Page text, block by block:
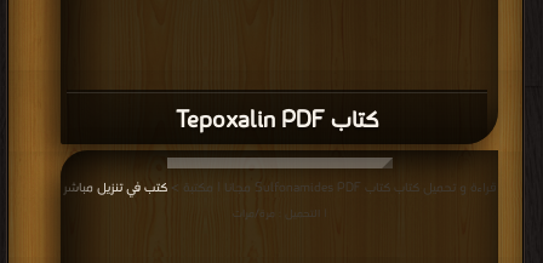
كتاب Tepoxalin PDF
قراءة و تحميل كتاب كتاب Sulfonamides PDF مجانا | مكتبة > كتب في تنزيل مباشر
| التحميل : مرة/مرات